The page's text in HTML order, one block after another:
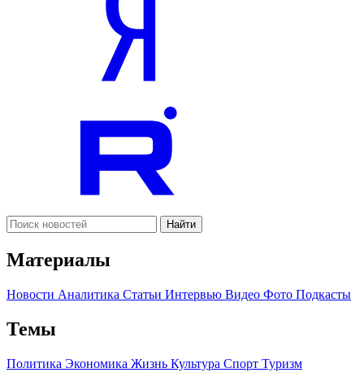
Найти
Материалы
Новости Аналитика Статьи Интервью Видео Фото Подкасты
Темы
Политика Экономика Жизнь Культура Спорт Туризм